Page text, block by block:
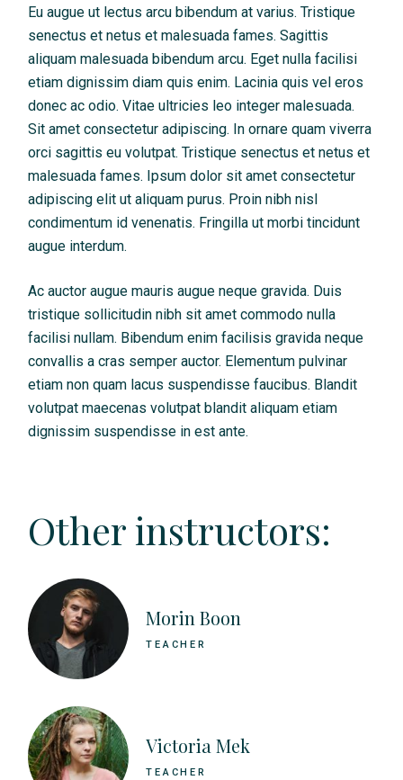
Eu augue ut lectus arcu bibendum at varius. Tristique
senectus et netus et malesuada fames. Sagittis
aliquam malesuada bibendum arcu. Eget nulla facilisi
etiam dignissim diam quis enim. Lacinia quis vel eros
donec ac odio. Vitae ultricies leo integer malesuada.
Sit amet consectetur adipiscing. In ornare quam viverra
orci sagittis eu volutpat. Tristique senectus et netus et
malesuada fames. Ipsum dolor sit amet consectetur
adipiscing elit ut aliquam purus. Proin nibh nisl
condimentum id venenatis. Fringilla ut morbi tincidunt
augue interdum.
Ac auctor augue mauris augue neque gravida. Duis
tristique sollicitudin nibh sit amet commodo nulla
facilisi nullam. Bibendum enim facilisis gravida neque
convallis a cras semper auctor. Elementum pulvinar
etiam non quam lacus suspendisse faucibus. Blandit
volutpat maecenas volutpat blandit aliquam etiam
dignissim suspendisse in est ante.
Other instructors:
Morin Boon
TEACHER
Victoria Mek
TEACHER